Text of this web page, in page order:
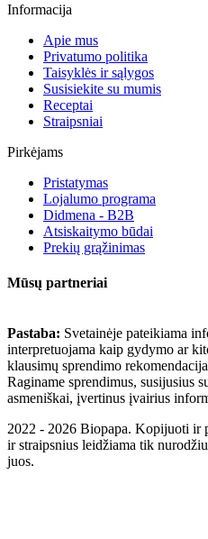
Informacija
Apie mus
Privatumo politika
Taisyklės ir sąlygos
Susisiekite su mumis
Receptai
Straipsniai
Pirkėjams
Pristatymas
Lojalumo programa
Didmena - B2B
Atsiskaitymo būdai
Prekių grąžinimas
Mūsų partneriai
Pastaba: Svetainėje pateikiama
interpretuojama kaip gydymo ar
klausimų sprendimo
Raginame sprendimus, susijusius
asmeniškai, įvertinus įvairius
2022 - 2026 Biopapa. Kopijuoti ir
ir straipsnius leidžiama tik
juos.